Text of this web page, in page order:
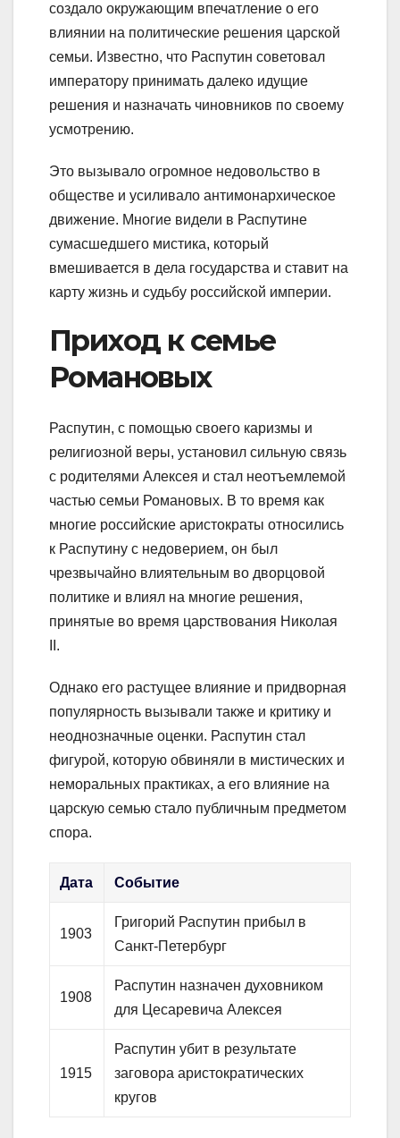
создало окружающим впечатление о его
влиянии на политические решения царской
семьи. Известно, что Распутин советовал
императору принимать далеко идущие
решения и назначать чиновников по своему
усмотрению.
Это вызывало огромное недовольство в
обществе и усиливало антимонархическое
движение. Многие видели в Распутине
сумасшедшего мистика, который
вмешивается в дела государства и ставит на
карту жизнь и судьбу российской империи.
Приход к семье
Романовых
Распутин, с помощью своего каризмы и
религиозной веры, установил сильную связь
с родителями Алексея и стал неотъемлемой
частью семьи Романовых. В то время как
многие российские аристократы относились
к Распутину с недоверием, он был
чрезвычайно влиятельным во дворцовой
политике и влиял на многие решения,
принятые во время царствования Николая
II.
Однако его растущее влияние и придворная
популярность вызывали также и критику и
неоднозначные оценки. Распутин стал
фигурой, которую обвиняли в мистических и
неморальных практиках, а его влияние на
царскую семью стало публичным предметом
спора.
Дата Событие
1903
Григорий Распутин прибыл в
Санкт-Петербург
1908
Распутин назначен духовником
для Цесаревича Алексея
1915
Распутин убит в результате
заговора аристократических
кругов